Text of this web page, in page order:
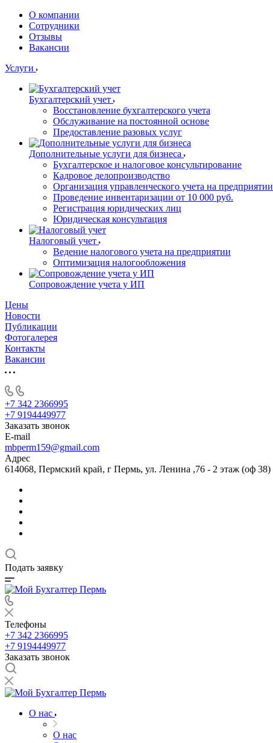
О компании
Сотрудники
Отзывы
Вакансии
Услуги
Бухгалтерский учет
Восстановление бухгалтерского учета
Обслуживание на постоянной основе
Предоставление разовых услуг
Дополнительные услуги для бизнеса
Бухгалтерское и налоговое консультирование
Кадровое делопроизводство
Организация управленческого учета на предприятии
Проведение инвентаризации от 10 000 руб.
Регистрация юридических лиц
Юридическая консультация
Налоговый учет
Ведение налогового учета на предприятии
Оптимизация налогообложения
Сопровождение учета у ИП
Цены
Новости
Публикации
Фотогалерея
Контакты
Вакансии
+7 342 2366995
+7 9194449977
Заказать звонок
E-mail
mbperm159@gmail.com
Адрес
614068, Пермский край, г Пермь, ул. Ленина ,76 - 2 этаж (оф 38)
Подать заявку
Телефоны
+7 342 2366995
+7 9194449977
Заказать звонок
О нас
О нас